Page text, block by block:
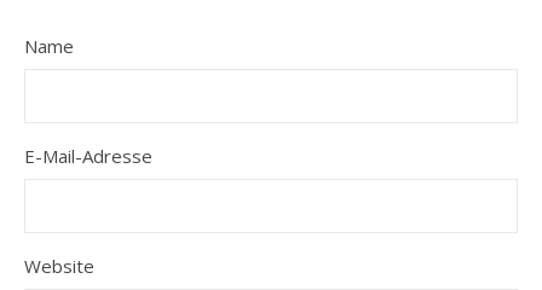
Name
E-Mail-Adresse
Website